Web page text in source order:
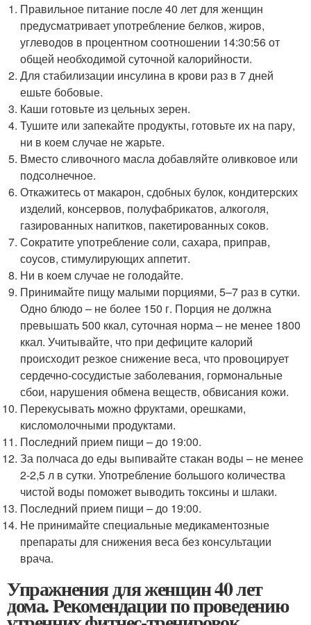
Правильное питание после 40 лет для женщин
предусматривает употребление белков, жиров,
углеводов в процентном соотношении 14:30:56 от
общей необходимой суточной калорийности.
Для стабилизации инсулина в крови раз в 7 дней
ешьте бобовые.
Каши готовьте из цельных зерен.
Тушите или запекайте продукты, готовьте их на пару,
ни в коем случае не жарьте.
Вместо сливочного масла добавляйте оливковое или
подсолнечное.
Откажитесь от макарон, сдобных булок, кондитерских
изделий, консервов, полуфабрикатов, алкоголя,
газированных напитков, пакетированных соков.
Сократите употребление соли, сахара, приправ,
соусов, стимулирующих аппетит.
Ни в коем случае не голодайте.
Принимайте пищу малыми порциями, 5–7 раз в сутки.
Одно блюдо – не более 150 г. Порция не должна
превышать 500 ккал, суточная норма – не менее 1800
ккал. Учитывайте, что при дефиците калорий
происходит резкое снижение веса, что провоцирует
сердечно-сосудистые заболевания, гормональные
сбои, нарушения обмена веществ, обвисания кожи.
Перекусывать можно фруктами, орешками,
кисломолочными продуктами.
Последний прием пищи – до 19:00.
За полчаса до еды выпивайте стакан воды – не менее
2-2,5 л в сутки. Употребление большого количества
чистой воды поможет выводить токсины и шлаки.
Последний прием пищи – до 19:00.
Не принимайте специальные медикаментозные
препараты для снижения веса без консультации
врача.
Упражнения для женщин 40 лет
дома. Рекомендации по проведению